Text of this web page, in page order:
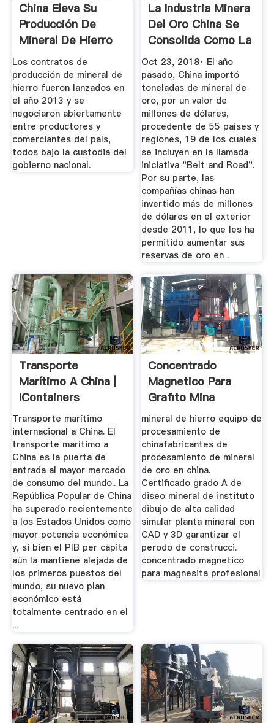
China Eleva Su
Producción De
Mineral De Hierro
Para El ...
Los contratos de
producción de mineral de
hierro fueron lanzados en
el año 2013 y se
negociaron abiertamente
entre productores y
comerciantes del país,
todos bajo la custodia del
gobierno nacional.
La Industria Minera
Del Oro China Se
Consolida Como La
...
Oct 23, 2018· El año
pasado, China importó
toneladas de mineral de
oro, por un valor de
millones de dólares,
procedente de 55 países y
regiones, 19 de los cuales
se incluyen en la llamada
iniciativa "Belt and Road".
Por su parte, las
compañías chinas han
invertido más de millones
de dólares en el exterior
desde 2011, lo que les ha
permitido aumentar sus
reservas de oro en .
Transporte
Marítimo A China |
IContainers
Transporte marítimo
internacional a China. El
transporte marítimo a
China es la puerta de
entrada al mayor mercado
de consumo del mundo.. La
República Popular de China
ha superado recientemente
a los Estados Unidos como
mayor potencia económica
y, si bien el PIB per cápita
aún la mantiene alejada de
los primeros puestos del
mundo, su nuevo plan
económico está
totalmente centrado en el
...
Concentrado
Magnetico Para
Grafito Mina
Pesada 」 Equipos
...
mineral de hierro equipo de
procesamiento de
chinafabricantes de
procesamiento de mineral
de oro en china.
Certificado grado A de
diseo mineral de instituto
dibujo de alta calidad
simular planta mineral con
CAD y 3D garantizar el
perodo de construcci.
concentrado magnetico
para magnesita profesional